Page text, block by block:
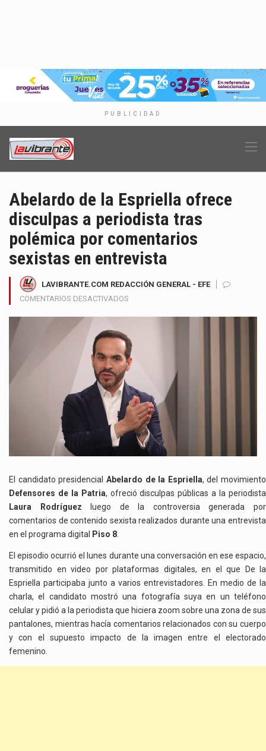
PUBLICIDAD
Abelardo de la Espriella ofrece
disculpas a periodista tras
polémica por comentarios
sexistas en entrevista
LAVIBRANTE.COM REDACCIÓN GENERAL - EFE
COMENTARIOS DESACTIVADOS
LA
ESPRIELLA
OFRECE
DISCULPAS
A
PERIODISTA
TRAS
POLÉMICA
POR
COMENTARIOS
ENTREVISTA
El candidato presidencial Abelardo de la Espriella, del movimiento
Defensores de la Patria, ofreció disculpas públicas a la periodista
Laura Rodríguez luego de la controversia generada por
comentarios de contenido sexista realizados durante una entrevista
en el programa digital Piso 8.
El episodio ocurrió el lunes durante una conversación en ese espacio,
transmitido en video por plataformas digitales, en el que De la
Espriella participaba junto a varios entrevistadores. En medio de la
charla, el candidato mostró una fotografía suya en un teléfono
celular y pidió a la periodista que hiciera zoom sobre una zona de sus
pantalones, mientras hacía comentarios relacionados con su cuerpo
y con el supuesto impacto de la imagen entre el electorado
femenino.